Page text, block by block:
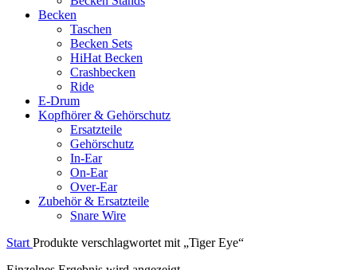
Becken
Taschen
Becken Sets
HiHat Becken
Crashbecken
Ride
E-Drum
Kopfhörer & Gehörschutz
Ersatzteile
Gehörschutz
In-Ear
On-Ear
Over-Ear
Zubehör & Ersatzteile
Snare Wire
StartProdukte verschlagwortet mit „Tiger Eye“